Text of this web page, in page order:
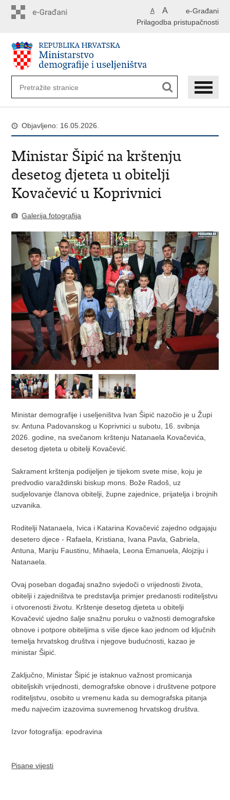
e-Građani
A A
Prilagodba pristupačnosti
Objavljeno: 16.05.2026.
Ministar Šipić na krštenju
desetog djeteta u obitelji
Kovačević u Koprivnici
Galerija fotografija
Ministar demografije i useljeništva Ivan Šipić nazočio je u Župi
sv. Antuna Padovanskog u Koprivnici u subotu, 16. svibnja
2026. godine, na svečanom krštenju Natanaela Kovačevića,
desetog djeteta u obitelji Kovačević.
Sakrament krštenja podijeljen je tijekom svete mise, koju je
predvodio varaždinski biskup mons. Bože Radoš, uz
sudjelovanje članova obitelji, župne zajednice, prijatelja i brojnih
uzvanika.
Roditelji Natanaela, Ivica i Katarina Kovačević zajedno odgajaju
desetero djece - Rafaela, Kristiana, Ivana Pavla, Gabriela,
Antuna, Mariju Faustinu, Mihaela, Leona Emanuela, Alojziju i
Natanaela.
Ovaj poseban događaj snažno svjedoči o vrijednosti života,
obitelji i zajedništva te predstavlja primjer predanosti roditeljstvu
i otvorenosti životu. Krštenje desetog djeteta u obitelji
Kovačević ujedno šalje snažnu poruku o važnosti demografske
obnove i potpore obiteljima s više djece kao jednom od ključnih
temelja hrvatskog društva i njegove budućnosti, kazao je
ministar Šipić.
Zaključno, Ministar Šipić je istaknuo važnost promicanja
obiteljskih vrijednosti, demografske obnove i društvene potpore
roditeljstvu, osobito u vremenu kada su demografska pitanja
među najvećim izazovima suvremenog hrvatskog društva.
Izvor fotografija: epodravina
Pisane vijesti